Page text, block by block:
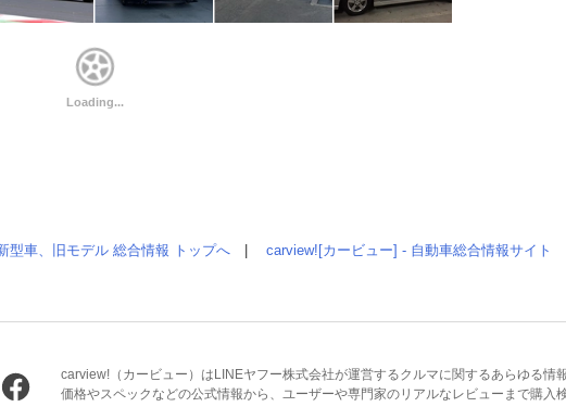
型車、旧モデル 総合情報 トップへ carview![カービュー] - 自動車総合情報サイト
carview!（カービュー）はLINEヤフー株式会社が運営するクルマに関するあらゆる情
価格やスペックなどの公式情報から、ユーザーや専門家のリアルなレビューまで購入